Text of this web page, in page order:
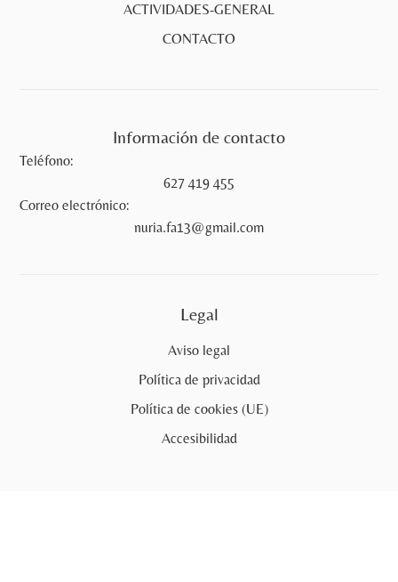
ACTIVIDADES-GENERAL
CONTACTO
Información de contacto
Teléfono:
627 419 455
Correo electrónico:
nuria.fa13@gmail.com
Legal
Aviso legal
Política de privacidad
Política de cookies (UE)
Accesibilidad